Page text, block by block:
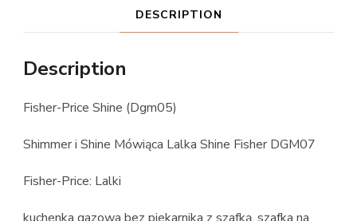
DESCRIPTION
Description
Fisher-Price Shine (Dgm05)
Shimmer i Shine Mówiąca Lalka Shine Fisher DGM07
Fisher-Price: Lalki
kuchenka gazowa bez piekarnika z szafką, szafka na